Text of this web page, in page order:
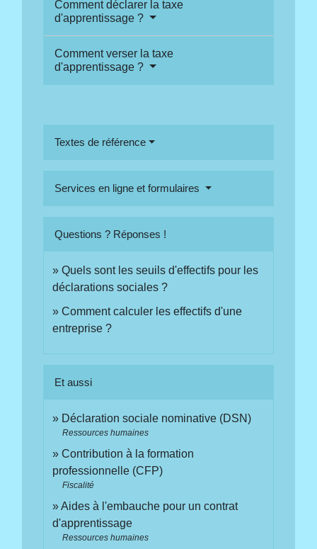
Comment déclarer la taxe
d'apprentissage ?
Comment verser la taxe
d'apprentissage ?
Textes de référence
Services en ligne et formulaires
Questions ? Réponses !
Quels sont les seuils d'effectifs pour les
déclarations sociales ?
Comment calculer les effectifs d'une
entreprise ?
Et aussi
Déclaration sociale nominative (DSN)
Ressources humaines
Contribution à la formation
professionnelle (CFP)
Fiscalité
Aides à l'embauche pour un contrat
d'apprentissage
Ressources humaines